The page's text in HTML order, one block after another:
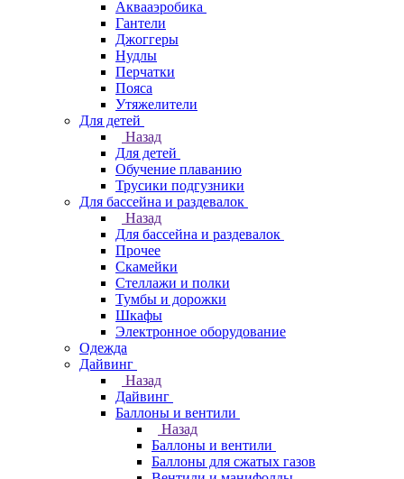
Аквааэробика
Гантели
Джоггеры
Нудлы
Перчатки
Пояса
Утяжелители
Для детей
Назад
Для детей
Обучение плаванию
Трусики подгузники
Для бассейна и раздевалок
Назад
Для бассейна и раздевалок
Прочее
Скамейки
Стеллажи и полки
Тумбы и дорожки
Шкафы
Электронное оборудование
Одежда
Дайвинг
Назад
Дайвинг
Баллоны и вентили
Назад
Баллоны и вентили
Баллоны для сжатых газов